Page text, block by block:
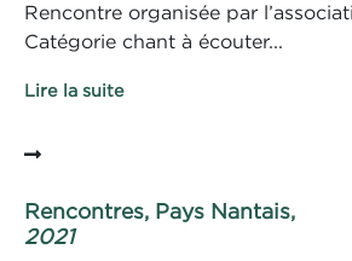
Rencontre organisée par
Catégorie chant à écouter...
Lire la suite
Rencontres, Pays Nantais,
2021